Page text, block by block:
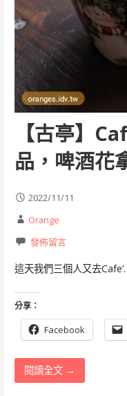
【古亭】
品，啤酒花
2022/11/11
Orange
發佈留言
這天我們三個人又去
分享：
Facebook
閱讀全文 →